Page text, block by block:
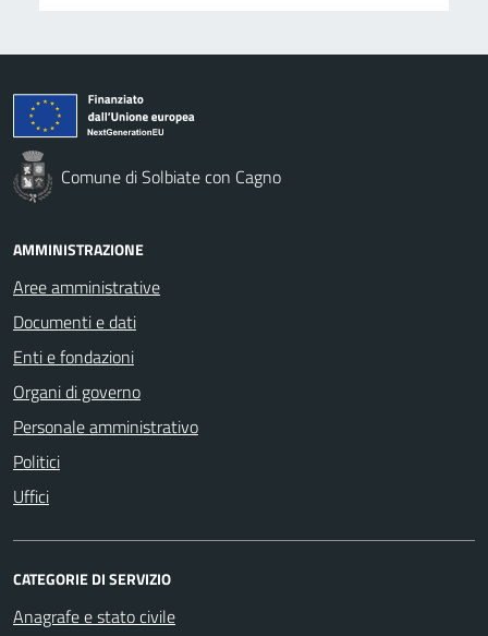
Comune di Solbiate con Cagno
AMMINISTRAZIONE
Aree amministrative
Documenti e dati
Enti e fondazioni
Organi di governo
Personale amministrativo
Politici
Uffici
CATEGORIE DI SERVIZIO
Anagrafe e stato civile